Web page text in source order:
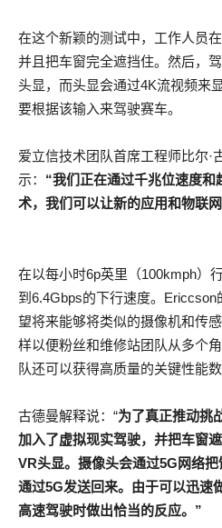
在这个新颖的测试中，工作人员
并且把车窗完全遮挡住。然后，
头显，而头显会通过4K流视频来
要根据该输入来驾驶赛车。
爱立信技术团队首席工程师比尔·
示： “我们正在通过千兆位速度
术，我们可以让新的应用和物联
在以每小时6p英里（100kmph）
到6.4Gbps的下行速度。
望将来能够将类似的摄像机和传
样以便粉丝和维修站团队从多个
队还可以获得高质量的关键性能数
古德曼解释说：“为了真正推动挑
加入了虚拟现实驾驶，并把车窗
VR头显。摄像头会通过5G网络
通过5G发送回来。由于可以迅速
高速驾驶时做出恰当的反应。”